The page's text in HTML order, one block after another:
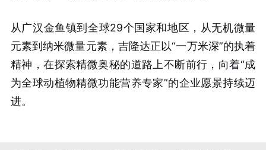
从广汉金鱼镇到全球29个国家和地区，从无机微量
元素到纳米微量元素，吉隆达正以“一万米深”的执着
精神，在探索精微奥秘的道路上不断前行，向着“成
为全球动植物精微功能营养专家”的企业愿景持续迈
进。